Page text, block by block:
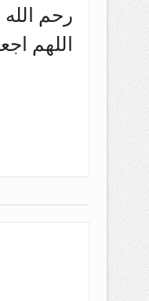
رحم
اللهم